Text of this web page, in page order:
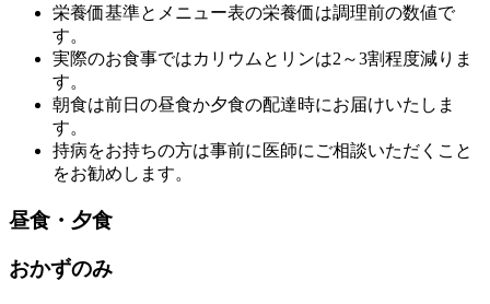
栄養価基準とメニュー表の栄養価は調理前の数値で
す。
実際のお食事ではカリウムとリンは2～3割程度減りま
す。
朝食は前日の昼食か夕食の配達時にお届けいたしま
す。
持病をお持ちの方は事前に医師にご相談いただくこと
をお勧めします。
昼食・夕食
おかずのみ